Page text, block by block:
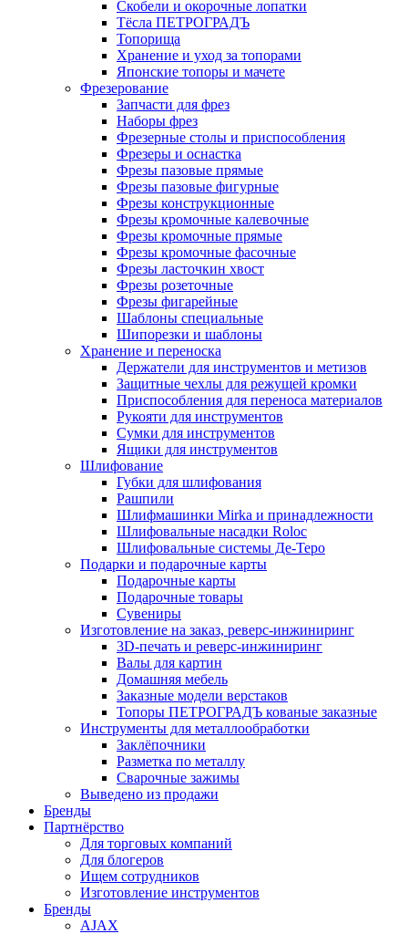
Скобели и окорочные лопатки
Тёсла ПЕТРОГРАДЪ
Топорища
Хранение и уход за топорами
Японские топоры и мачете
Фрезерование
Запчасти для фрез
Наборы фрез
Фрезерные столы и приспособления
Фрезеры и оснастка
Фрезы пазовые прямые
Фрезы пазовые фигурные
Фрезы конструкционные
Фрезы кромочные калевочные
Фрезы кромочные прямые
Фрезы кромочные фасочные
Фрезы ласточкин хвост
Фрезы розеточные
Фрезы фигарейные
Шаблоны специальные
Шипорезки и шаблоны
Хранение и переноска
Держатели для инструментов и метизов
Защитные чехлы для режущей кромки
Приспособления для переноса материалов
Рукояти для инструментов
Сумки для инструментов
Ящики для инструментов
Шлифование
Губки для шлифования
Рашпили
Шлифмашинки Mirka и принадлежности
Шлифовальные насадки Roloc
Шлифовальные системы Де-Теро
Подарки и подарочные карты
Подарочные карты
Подарочные товары
Сувениры
Изготовление на заказ, реверс-инжиниринг
3D-печать и реверс-инжиниринг
Валы для картин
Домашняя мебель
Заказные модели верстаков
Топоры ПЕТРОГРАДЪ кованые заказные
Инструменты для металлообработки
Заклёпочники
Разметка по металлу
Сварочные зажимы
Выведено из продажи
Бренды
Партнёрство
Для торговых компаний
Для блогеров
Ищем сотрудников
Изготовление инструментов
Бренды
AJAX